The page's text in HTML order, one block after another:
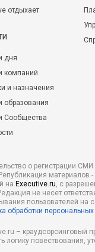
отдыхает
дня
компаний
и назначения
образования
Сообщества
о регистрации
материалов -
на Executive.ru, с
не несет
пользователей на
обработки
– краудсорсинговый
логику повествования,